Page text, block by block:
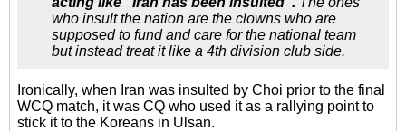
who insult the nation are the clowns who are
supposed to fund and care for the national team
but instead treat it like a 4th division club side.
Ironically, when Iran was insulted by Choi prior to the final
WCQ match, it was CQ who used it as a rallying point to
stick it to the Koreans in Ulsan.